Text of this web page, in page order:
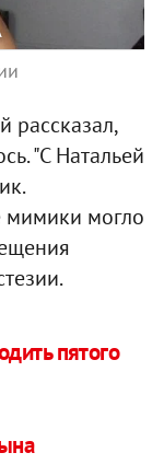
рассказал,
"С Натальей
мимики могло
пятого